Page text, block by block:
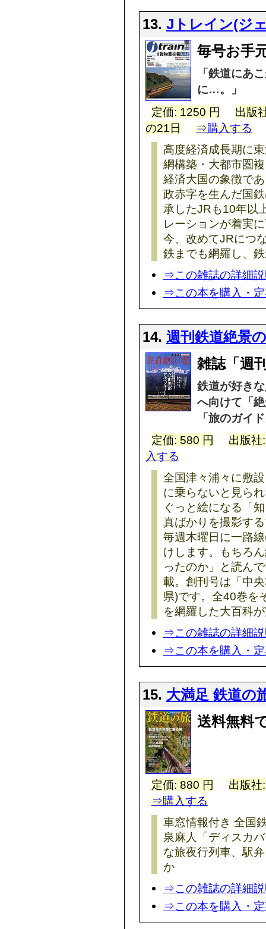
13. Jトレイン(ジ
毎号お手
「鉄道にあ
に…。」
定価: 1250 円
出版
の21日
⇒購入する
高度経済成長期に
網構築・大都市圏
経済大国の象徴で
政赤字を生んだ国
承したJRも10年以
レーションが着実
今、改めてJRにつ
鉄までも網羅し、
⇒この雑誌の詳細
⇒この本を購入・
14. 週刊鉄道絶景
雑誌「週
鉄道が好き
へ向けて「
「旅のガイ
定価: 580 円
出版
入する
全国津々浦々に敷
に乗らないと見ら
ぐっと絵になる「
真ばかりを撮影す
毎週木曜日に一路
けします。もちろ
ったのか」と読ん
載。創刊号は「中
県)です。全40巻を
を網羅した大百科
⇒この雑誌の詳細
⇒この本を購入・
15. 大満足 鉄道の
送料無料
定価: 880 円
出版
⇒購入する
車窓情報付き 全国
泉麻人「ディスカ
な旅夜行列車、駅
か
⇒この雑誌の詳細
⇒この本を購入・